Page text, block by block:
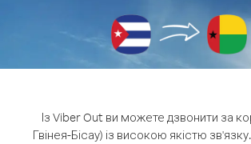
Із Viber Out ви можете дзвонити за
Гвінея-Бісау) із високою якістю зв'язку.